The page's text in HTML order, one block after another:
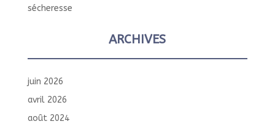
sécheresse
ARCHIVES
juin 2026
avril 2026
août 2024